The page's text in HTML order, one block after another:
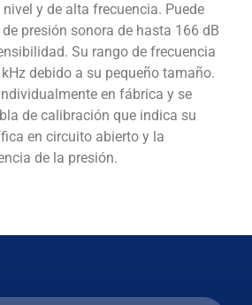
y de alta frecuencia. Puede
presión sonora de hasta 166 dB
Su rango de frecuencia
debido a su pequeño tamaño.
en fábrica y se
de calibración que indica su
en circuito abierto y la
de la presión.